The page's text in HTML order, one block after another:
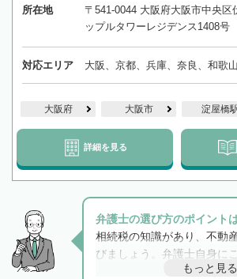
所在地
〒541-0044 大阪府大阪市中央区
ップルタワーレジデンス1408号
対応エリア 大阪、京都、兵庫、奈良、和歌山
大阪府 大阪市 淀屋橋
詳細を見る
弁護士の選び方のポイント
相続税の知識があり、不動
びましょう。弁護士自身に
と他士業との連携もスムー
もっと見る